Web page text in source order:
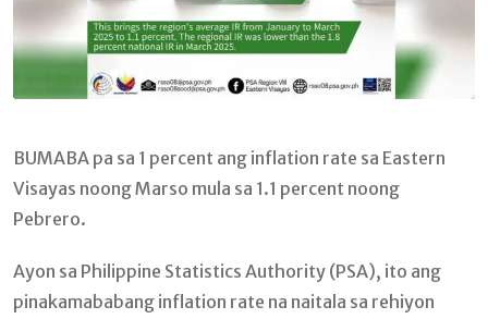
BUMABA pa sa 1 percent ang inflation rate sa Eastern
Visayas noong Marso mula sa 1.1 percent noong
Pebrero.
Ayon sa Philippine Statistics Authority (PSA), ito ang
pinakamababang inflation rate na naitala sa rehiyon